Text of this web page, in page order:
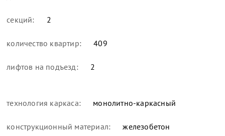
секций: 2
количество квартир: 409
лифтов на подъезд: 2
технология каркаса: монолитно-каркасный
конструкционный материал: железобетон